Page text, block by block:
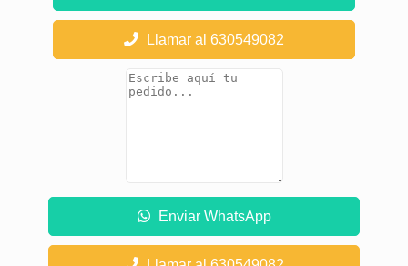
Llamar al 630549082
Enviar WhatsApp